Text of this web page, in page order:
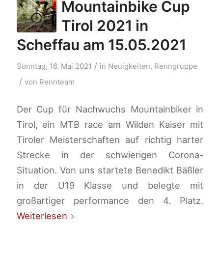
Mountainbike Cup
Tirol 2021 in
Scheffau am 15.05.2021
Sonntag, 16. Mai 2021 / in Neuigkeiten, Renngruppe
/ von Rennteam
Der Cup für Nachwuchs Mountainbiker in
Tirol, ein MTB race am Wilden Kaiser mit
Tiroler Meisterschaften auf richtig harter
Strecke in der schwierigen Corona-
Situation. Von uns startete Benedikt Bäßler
in der U19 Klasse und belegte mit
großartiger performance den 4. Platz.
Weiterlesen